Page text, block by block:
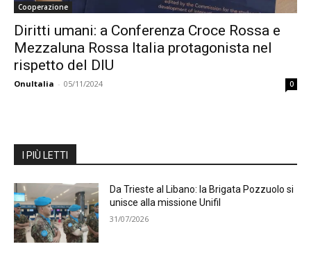
Cooperazione
Diritti umani: a Conferenza Croce Rossa e
Mezzaluna Rossa Italia protagonista nel
rispetto del DIU
OnuItalia - 05/11/2024 0
I PIÙ LETTI
Da Trieste al Libano: la Brigata Pozzuolo si
unisce alla missione Unifil
31/07/2026